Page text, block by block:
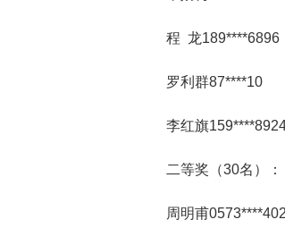
程 龙
罗利群87****10
李红旗
二等奖（30名）：
周明甫